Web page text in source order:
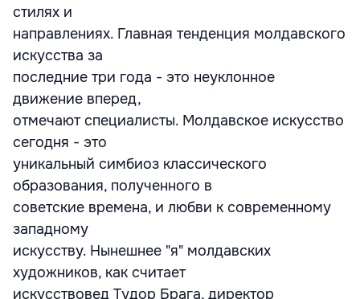
стилях и
направлениях. Главная тенденция молдавского
искусства за
последние три года - это неуклонное
движение вперед,
отмечают специалисты. Молдавское искусство
сегодня - это
уникальный симбиоз классического
образования, полученного в
советские времена, и любви к современному
западному
искусству. Нынешнее "я" молдавских
художников, как считает
искусствовед Тудор Брага, директор